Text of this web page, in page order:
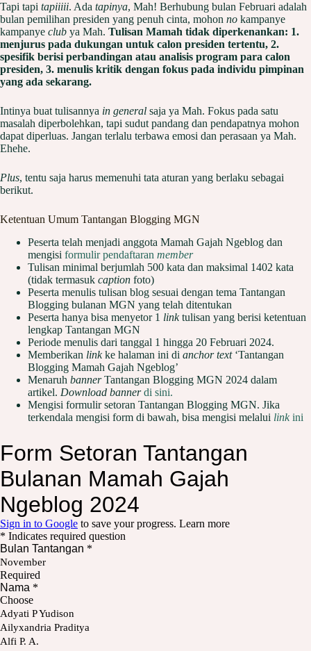
Tapi tapi tapiiiii. Ada tapinya, Mah! Berhubung bulan Februari adalah
bulan pemilihan presiden yang penuh cinta, mohon no kampanye
kampanye club ya Mah. Tulisan Mamah tidak diperkenankan: 1.
menjurus pada dukungan untuk calon presiden tertentu, 2.
spesifik berisi perbandingan atau analisis program para calon
presiden, 3. menulis kritik dengan fokus pada individu pimpinan
yang ada sekarang.
Intinya buat tulisannya in general saja ya Mah. Fokus pada satu
masalah diperbolehkan, tapi sudut pandang dan pendapatnya mohon
dapat diperluas. Jangan terlalu terbawa emosi dan perasaan ya Mah.
Ehehe.
Plus, tentu saja harus memenuhi tata aturan yang berlaku sebagai
berikut.
Ketentuan Umum Tantangan Blogging MGN
Peserta telah menjadi anggota Mamah Gajah Ngeblog dan
mengisi formulir pendaftaran member
Tulisan minimal berjumlah 500 kata dan maksimal 1402 kata
(tidak termasuk caption foto)
Peserta menulis tulisan blog sesuai dengan tema Tantangan
Blogging bulanan MGN yang telah ditentukan
Peserta hanya bisa menyetor 1 linktulisan yang berisi ketentuan
lengkap Tantangan MGN
Periode menulis dari tanggal 1 hingga 20 Februari 2024.
Memberikan linkke halaman ini di anchor text‘Tantangan
Blogging Mamah Gajah Ngeblog’
Menaruh bannerTantangan Blogging MGN 2024 dalam
artikel. Download banner di sini.
Mengisi formulir setoran Tantangan Blogging MGN. Jika
terkendala mengisi form di bawah, bisa mengisi melalui linkini